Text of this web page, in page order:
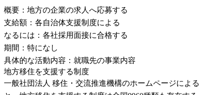
概要：地方の企業の求人へ応募する
支給額：各自治体支援制度による
なるには：各社採用面接に合格する
期間：特になし
具体的な活動内容：就職先の事業内容
地方移住を支援する制度
一般社団法人 移住・交流推進機構のホームページによる